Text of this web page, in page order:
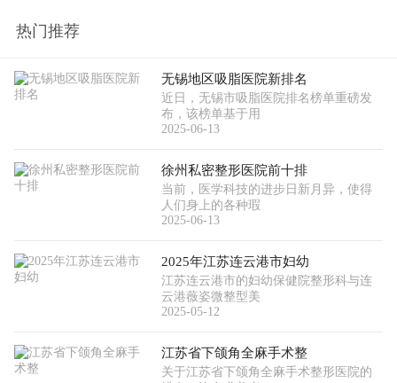
热门推荐
无锡地区吸脂医院新排名
近日，无锡市吸脂医院排名榜单重磅发
布，该榜单基于用
2025-06-13
徐州私密整形医院前十排
当前，医学科技的进步日新月异，使得
人们身上的各种瑕
2025-06-13
2025年江苏连云港市妇幼
江苏连云港市的妇幼保健院整形科与连
云港薇姿微整型美
2025-05-12
江苏省下颌角全麻手术整
关于江苏省下颌角全麻手术整形医院的